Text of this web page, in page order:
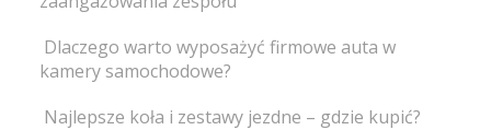
Dlaczego warto wyposażyć firmowe auta w
kamery samochodowe?
Najlepsze koła i zestawy jezdne – gdzie kupić?